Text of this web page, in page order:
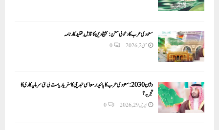
سعودی عرب کا دعوتی مشن: تبلیغ دین کا قابلِ تقلید کارنامہ
مئی 2, 2026 0
وژن 2030:سعودی عرب کا پائیدار معاشی تبدیلی کا سفر یا ریاست کی نئی سرمایہ کاری کا
تجربہ؟
اپریل 29, 2026 0